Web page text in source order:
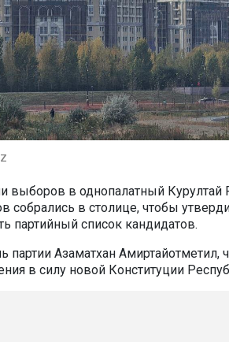
выборов в однопалатный Курултай
собрались в столице, чтобы
партийный список кандидатов.
партии Азаматхан Амиртайотметил,
в силу новой Конституции